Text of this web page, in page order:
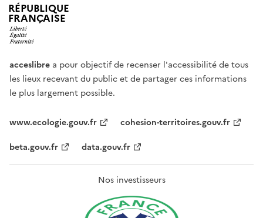
RÉPUBLIQUE
FRANÇAISE
acceslibre a pour objectif de recenser l'accessibilité de tous
les lieux recevant du public et de partager ces informations
le plus largement possible.
www.ecologie.gouv.fr
cohesion-territoires.gouv.fr
beta.gouv.fr
data.gouv.fr
Nos investisseurs